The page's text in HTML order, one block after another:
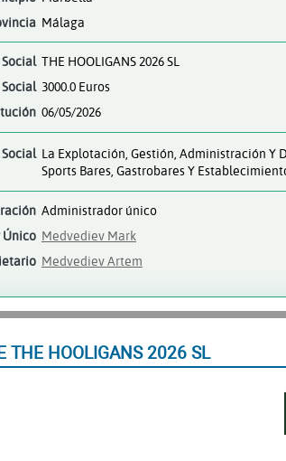
Málaga
THE HOOLIGANS 2026 SL
3000.0 Euros
06/05/2026
La Explotación, Gestión, Administración Y
Sports Bares, Gastrobares Y
Administrador único
Medvediev Mark
Medvediev Artem
THE HOOLIGANS 2026 SL